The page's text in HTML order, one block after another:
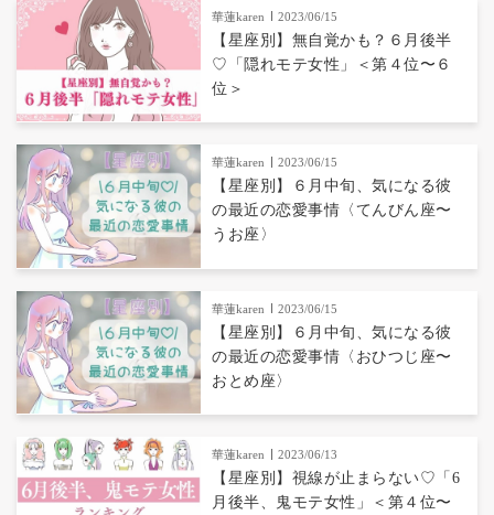
華蓮karen 2023/06/15
【星座別】無自覚かも？６月後半
♡「隠れモテ女性」＜第４位〜６
位＞
華蓮karen 2023/06/15
【星座別】６月中旬、気になる彼
の最近の恋愛事情〈てんびん座〜
うお座〉
華蓮karen 2023/06/15
【星座別】６月中旬、気になる彼
の最近の恋愛事情〈おひつじ座〜
おとめ座〉
華蓮karen 2023/06/13
【星座別】視線が止まらない♡「6
月後半、鬼モテ女性」＜第４位〜